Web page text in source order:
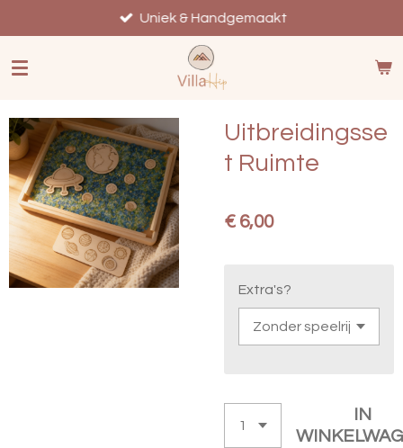
direct
naar
Uniek & Handgemaakt
Uitbreidingsse
t Ruimte
€ 6,00
Extra's?
IN